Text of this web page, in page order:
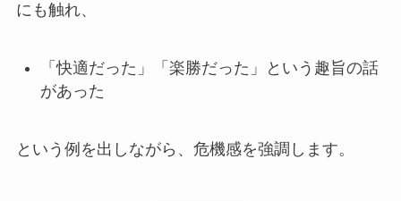
にも触れ、
「快適だった」「楽勝だった」という趣旨の話
があった
という例を出しながら、危機感を強調します。